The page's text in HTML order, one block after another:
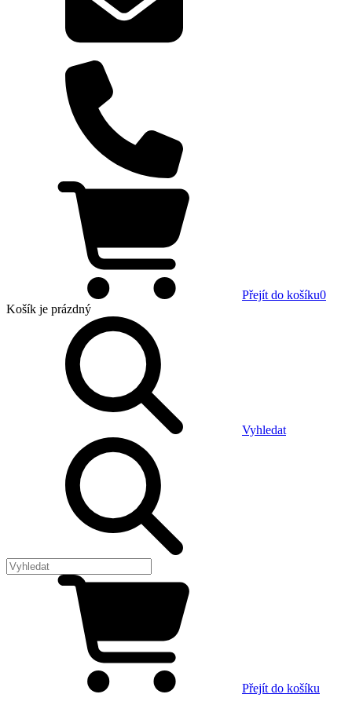
Přejít do košíku0
Košík je prázdný
Vyhledat
Přejít do košíku